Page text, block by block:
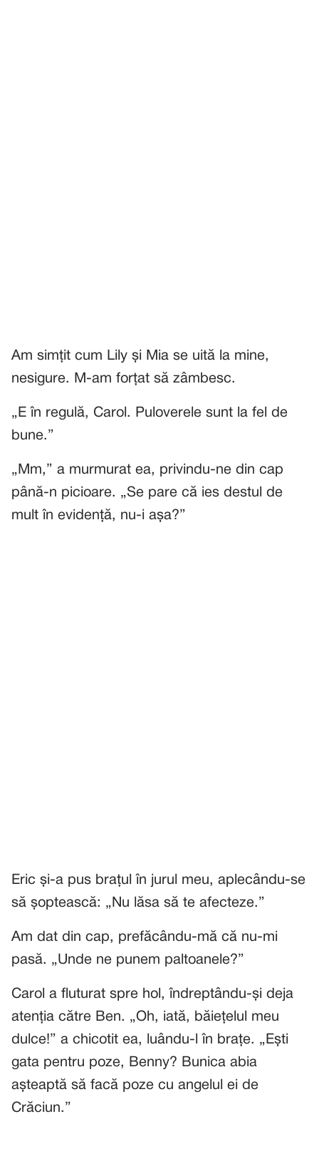
Am simțit cum Lily și Mia se uită la mine,
nesigure. M-am forțat să zâmbesc.
„E în regulă, Carol. Puloverele sunt la fel de
bune.”
„Mm,” a murmurat ea, privindu-ne din cap
până-n picioare. „Se pare că ies destul de
mult în evidență, nu-i așa?”
Eric și-a pus brațul în jurul meu, aplecându-se
să șoptească: „Nu lăsa să te afecteze.”
Am dat din cap, prefăcându-mă că nu-mi
pasă. „Unde ne punem paltoanele?”
Carol a fluturat spre hol, îndreptându-și deja
atenția către Ben. „Oh, iată, băiețelul meu
dulce!” a chicotit ea, luându-l în brațe. „Ești
gata pentru poze, Benny? Bunica abia
așteaptă să facă poze cu angelul ei de
Crăciun.”